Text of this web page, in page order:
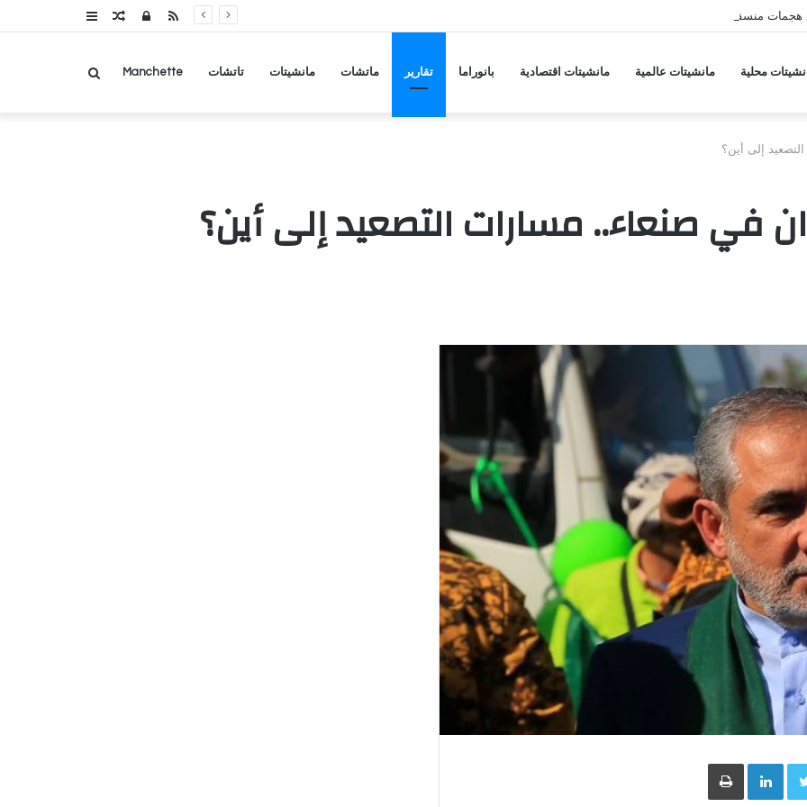
منسقة من حلفاء لإيران عمودمقالتسجيلRSS
محلية مانشيتات عالمية مانشيتات اقتصادية بانوراما تقارير ماتشات مانشيتات تاتشات Manchette بحث
إلى أين؟
في صنعاء.. مسارات التصعيد إلى أين؟
Twitter
LinkedInطباعة